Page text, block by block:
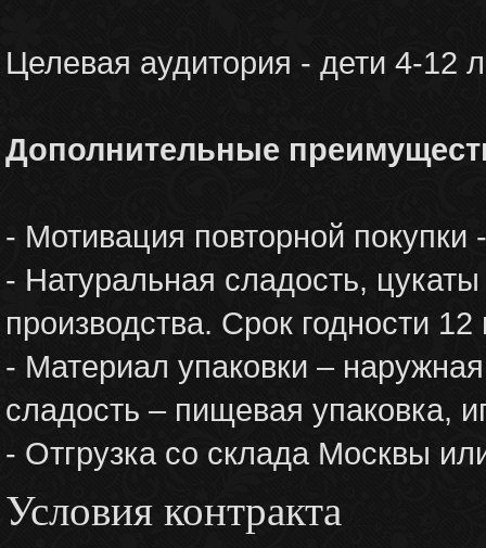
Целевая аудитория - дети 4-12
Дополнительные
- Мотивация повторной покупки
- Натуральная сладость,
производства. Срок годности
- Материал упаковки –
сладость – пищевая упаковка,
- Отгрузка со склада Москвы
Условия контракта